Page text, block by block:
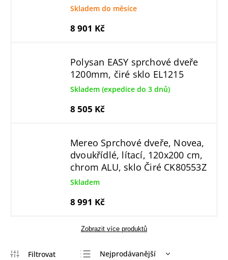
Skladem do měsíce
8 901 Kč
Polysan EASY sprchové dveře
1200mm, čiré sklo EL1215
Skladem (expedice do 3 dnů)
8 505 Kč
Mereo Sprchové dveře, Novea,
dvoukřídlé, lítací, 120x200 cm,
chrom ALU, sklo Čiré CK80553Z
Skladem
8 991 Kč
Zobrazit více produktů
Nejprodávanější